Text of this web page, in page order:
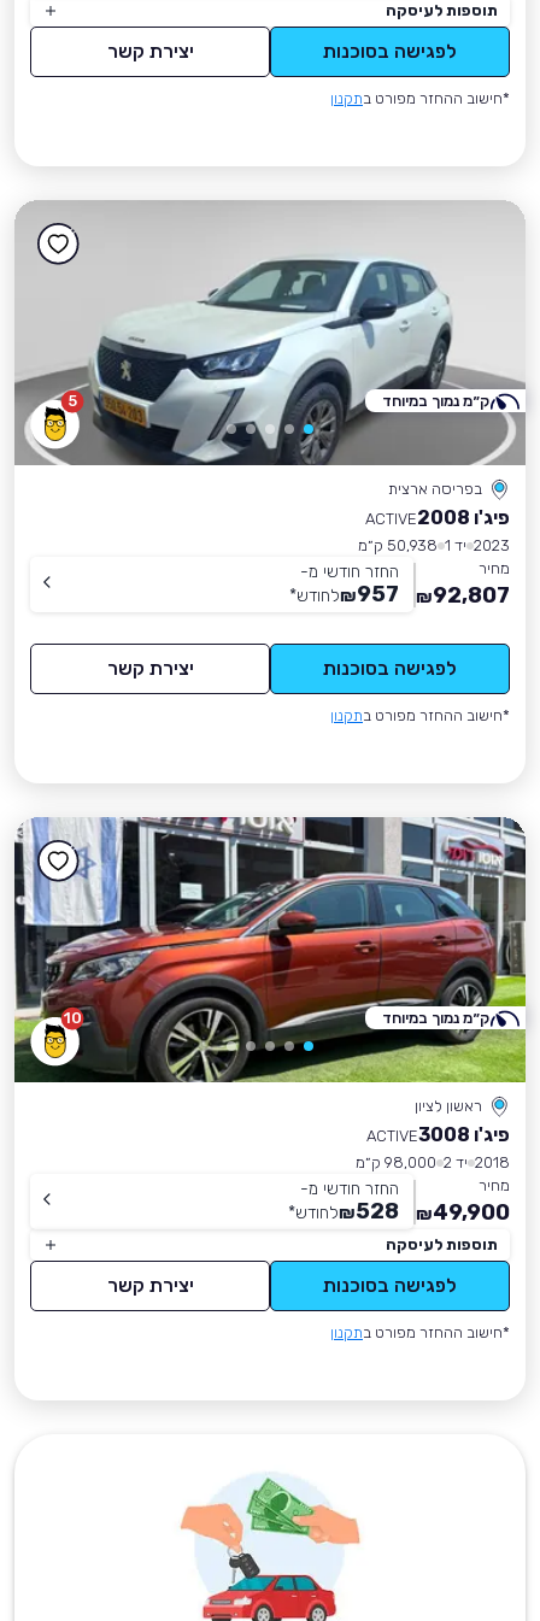
תוספות לעיסקה
לפגישה בסוכנות יצירת קשר
*חישוב ההחזר מפורט בתקנון
5
בפריסה ארצית
פיג'ו 2008
ACTIVE
2023 יד 1
50,938 ק״מ
מחיר
92,807
₪
החזר חודשי מ-
957
₪לחודש*
לפגישה בסוכנות יצירת קשר
*חישוב ההחזר מפורט בתקנון
ק״מ נמוך במיוחד
10
ראשון לציון
פיג'ו 3008
ACTIVE
2018 יד 2
98,000 ק״מ
מחיר
49,900
₪
החזר חודשי מ-
528
₪לחודש*
תוספות לעיסקה
לפגישה בסוכנות יצירת קשר
*חישוב ההחזר מפורט בתקנון
ק״מ נמוך במיוחד